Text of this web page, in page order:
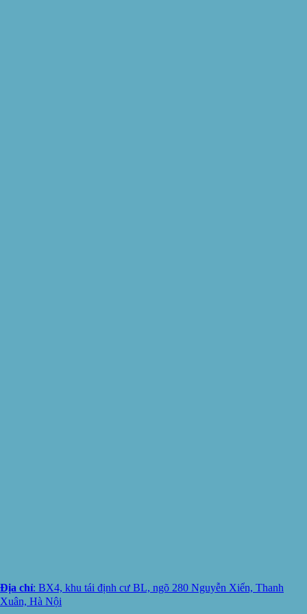
Địa chỉ: BX4, khu tái định cư BL, ngõ 280 Nguyễn Xiển, Thanh
Xuân, Hà Nội